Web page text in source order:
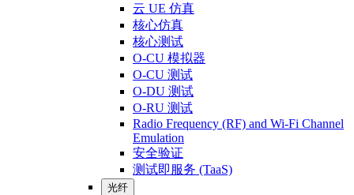
云 UE 仿真
核心仿真
核心测试
O-CU 模拟器
O-CU 测试
O-DU 测试
O-RU 测试
Radio Frequency (RF) and Wi-Fi Channel
Emulation
安全验证
测试即服务 (TaaS)
光纤